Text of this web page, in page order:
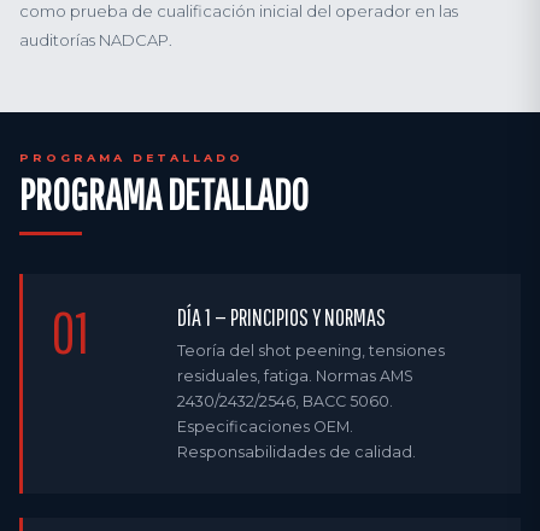
como prueba de cualificación inicial del operador en las
auditorías NADCAP.
PROGRAMA DETALLADO
PROGRAMA DETALLADO
01 DÍA 1 — PRINCIPIOS Y NORMAS
Teoría del shot peening, tensiones
residuales, fatiga. Normas AMS
2430/2432/2546, BACC 5060.
Especificaciones OEM.
Responsabilidades de calidad.